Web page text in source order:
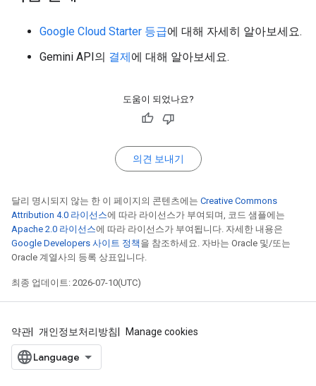
Google Cloud Starter 등급에 대해 자세히 알아보세요.
Gemini API의 결제에 대해 알아보세요.
도움이 되었나요?
의견 보내기
달리 명시되지 않는 한 이 페이지의 콘텐츠에는 Creative Commons
Attribution 4.0 라이선스에 따라 라이선스가 부여되며, 코드 샘플에는
Apache 2.0 라이선스에 따라 라이선스가 부여됩니다. 자세한 내용은
Google Developers 사이트 정책 을 참조하세요. 자바는 Oracle 및/또는
Oracle 계열사의 등록 상표입니다.
최종 업데이트: 2026-07-10(UTC)
약관 개인정보처리방침 Manage cookies